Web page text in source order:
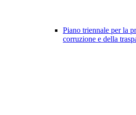
Piano triennale per la
corruzione e della